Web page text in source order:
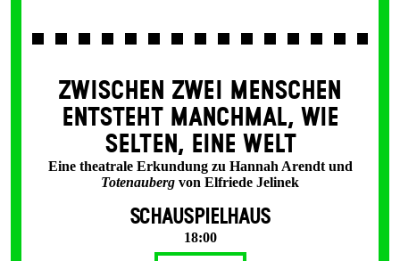
ZWISCHEN ZWEI MENSCHEN
ENT­STEHT MANCH­MAL, WIE
SELTEN, EINE WELT
Eine theatrale Erkundung zu Hannah Arendt und
Totenauberg von Elfriede Jelinek
SCHAUSPIELHAUS
18:00